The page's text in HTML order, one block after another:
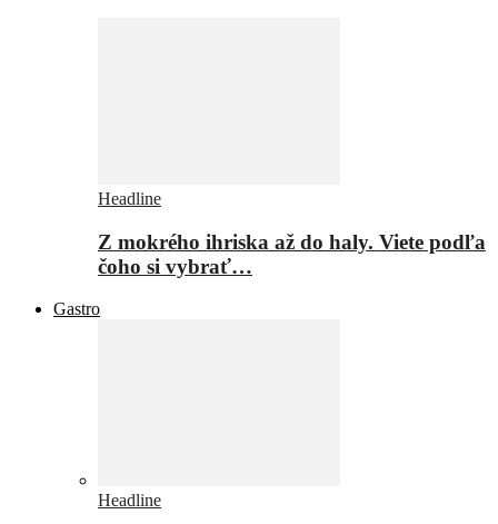
Headline
Z mokrého ihriska až do haly. Viete podľa
čoho si vybrať…
Gastro
Headline